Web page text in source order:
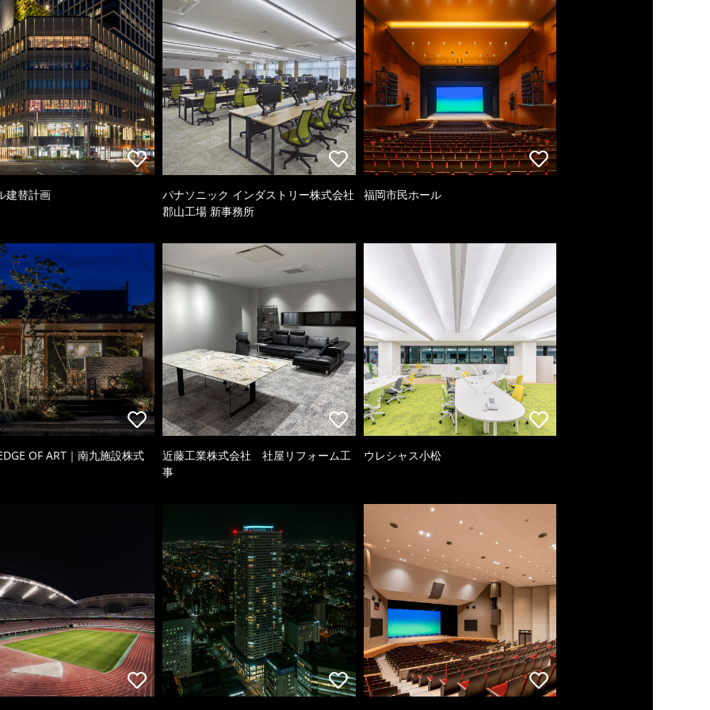
建替計画
パナソニック インダストリー株式会社
郡山工場 新事務所
福岡市民ホール
OF ART｜南九施設株式
近藤工業株式会社 社屋リフォーム工
事
ウレシャス小松